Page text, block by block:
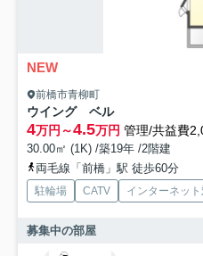
NEW
前橋市青柳町
ウイング ベル
4万円～4.5万円 管理/共益費
30.00㎡ (1K) /築19年 /2階建
両毛線「前橋」駅 徒歩60分
駐輪場 CATV インターネッ
募集中の部屋